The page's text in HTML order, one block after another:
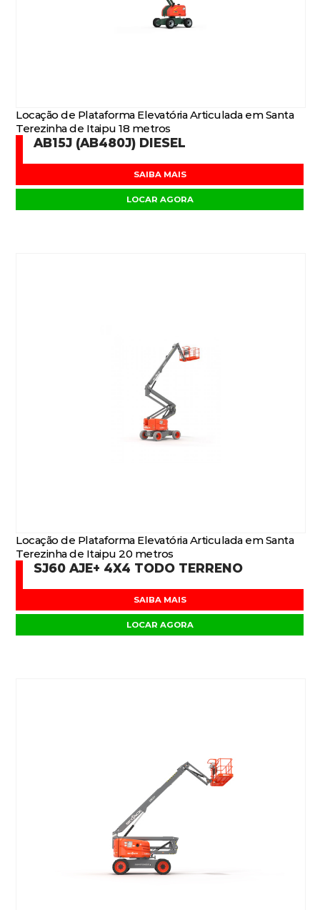
Locação de Plataforma Elevatória Articulada em Santa
Terezinha de Itaipu 18 metros
AB15J (AB480J) DIESEL
SAIBA MAIS
LOCAR AGORA
Locação de Plataforma Elevatória Articulada em Santa
Terezinha de Itaipu 20 metros
SJ60 AJE+ 4X4 TODO TERRENO
SAIBA MAIS
LOCAR AGORA